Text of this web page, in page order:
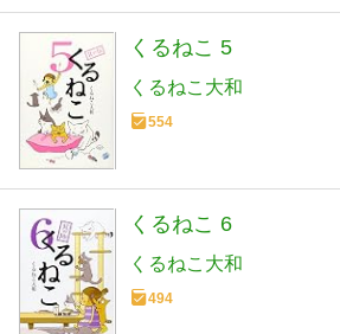
くるねこ 5
くるねこ大和
554
くるねこ 6
くるねこ大和
494